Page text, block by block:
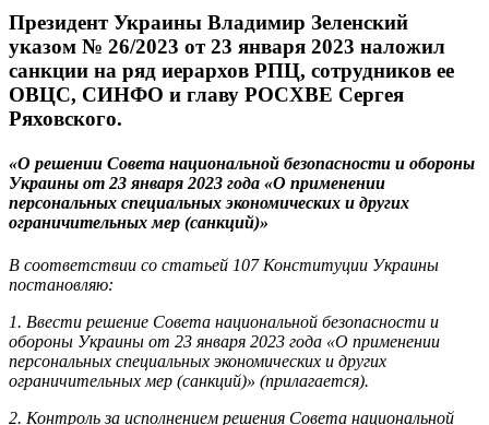
Президент Украины Владимир Зеленский
указом № 26/2023 от 23 января 2023 наложил
санкции на ряд иерархов РПЦ, сотрудников ее
ОВЦС, СИНФО и главу РОСХВЕ Сергея
Ряховского.
«О решении Совета национальной безопасности и обороны
Украины от 23 января 2023 года «О применении
персональных специальных экономических и других
ограничительных мер (санкций)»
В соответствии со статьей 107 Конституции Украины
постановляю:
1. Ввести решение Совета национальной безопасности и
обороны Украины от 23 января 2023 года «О применении
персональных специальных экономических и других
ограничительных мер (санкций)» (прилагается).
2. Контроль за исполнением решения Совета национальной